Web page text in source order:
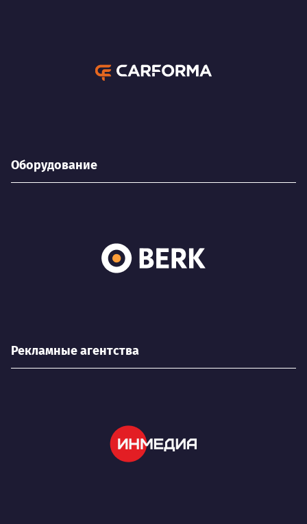
Оборудование
Рекламные агентства